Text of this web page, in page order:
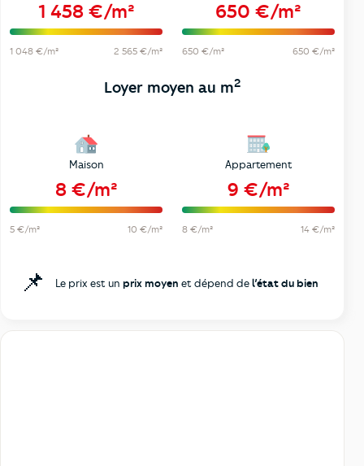
1 458 €/m²
1 048 €/m² 2 565 €/m²
650 €/m²
650 €/m² 650 €/m²
Loyer moyen au m2
Maison
8 €/m²
5 €/m² 10 €/m²
Appartement
9 €/m²
8 €/m² 14 €/m²
📌 Le prix est un prix moyen et dépend del’état du bien